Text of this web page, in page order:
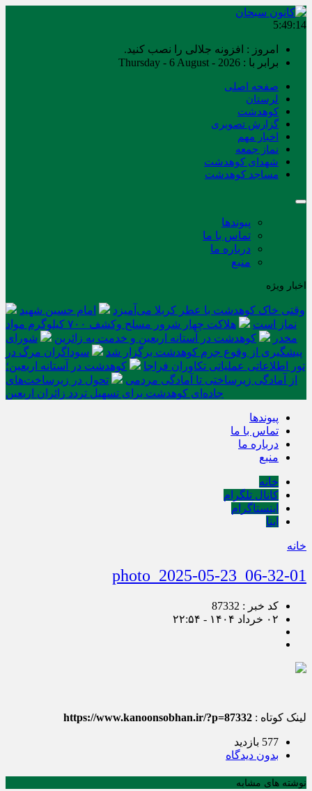
5:49:14
امروز : افزونه جلالی را نصب کنید.
برابر با : Thursday - 6 August - 2026
صفحه اصلی
لرستان
کوهدشت
گزارش تصویری
اخبار مهم
نماز جمعه
شهدای کوهدشت
مساجد کوهدشت
پیوندها
تماس با ما
درباره ما
منبع
اخبار ویژه
وقتی خاک کوهدشت با عطر کربلا می‌آمیزد
امام حسین شهید
نماز است
هلاکت چهار شرور مسلح وکشف ۷۰۰ کیلوگرم مواد
مخدر
کوهدشت در آستانه اربعین و خدمت‌ به زائرین
شورای
پیشگیری از وقوع جرم کوهدشت برگزار شد
سوداگران مرگ در
تور اطلاعاتی عملیاتی تکاوران فراجا
کوهدشت در آستانه اربعین؛
از آمادگی زیرساختی تا آمادگی مردمی
تحول در زیرساخت‌های
جاده‌ای کوهدشت برای تسهیل تردد زائران اربعین
پیوندها
تماس با ما
درباره ما
منبع
خانه
کانال تلگرام
اینستاگرام
ایتا
خانه
photo_2025-05-23_06-32-01
کد خبر : 87332
۰۲ خرداد ۱۴۰۴ - ۲۲:۵۴
لینک کوتاه : https://www.kanoonsobhan.ir/?p=87332
577 بازدید
بدون دیدگاه
نوشته های مشابه